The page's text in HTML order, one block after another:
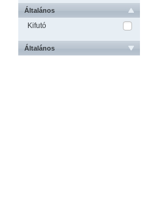
Általános
Kifutó
Általános